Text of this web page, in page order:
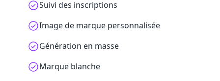
Suivi des inscriptions
Image de marque personnalisée
Génération en masse
Marque blanche